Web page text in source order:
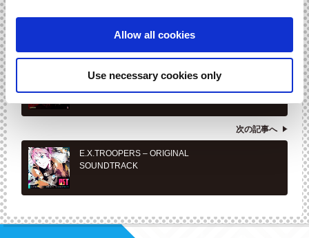
Allow all cookies
Use necessary cookies only
前の記事へ
デビル メイ クライ HR/HM アレンジ
次の記事へ
E.X.TROOPERS – ORIGINAL
SOUNDTRACK